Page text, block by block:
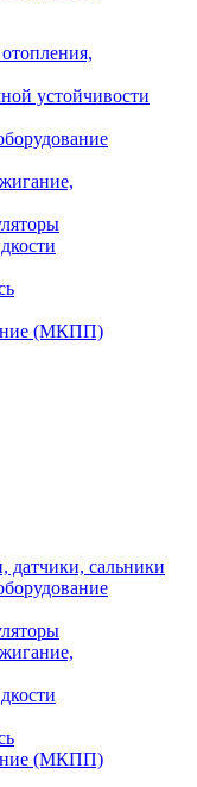
устойчивости
(МКПП)
датчики, сальники
(МКПП)